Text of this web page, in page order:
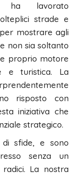
ha lavorato
strade e
mostrare agli
non sia soltanto
proprio motore
e turistica. La
risposto con
iniziativa che
strategico.
sfide, e sono
senza un
La nostra